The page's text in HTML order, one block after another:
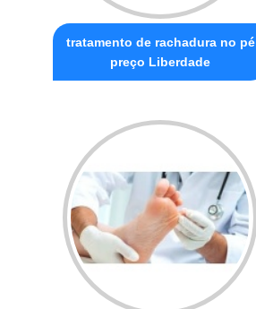
tratamento de rachadura no pé
preço Liberdade